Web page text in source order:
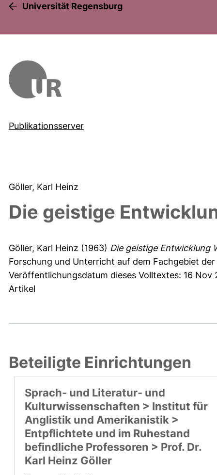
Universität Regensburg
Publikationsserver
Göller, Karl Heinz
Die geistige
Göller, Karl Heinz (1963) Die geistige Entwicklung
Forschung und Unterricht auf dem Fachgebiet
Veröffentlichungsdatum dieses Volltextes: 16 Nov
Artikel
Beteiligte Einrichtungen
Sprach- und Literatur- und
Kulturwissenschaften > Institut für
Anglistik und Amerikanistik >
Entpflichtete und im Ruhestand
befindliche Professoren > Prof. Dr.
Karl Heinz Göller